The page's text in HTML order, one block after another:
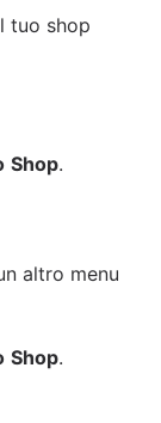
tuo shop
Shop.
altro menu
Shop.